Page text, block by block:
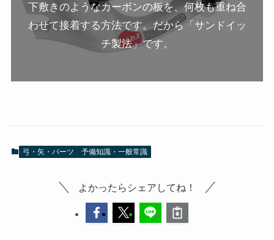
下敷きのようなカーボンの板を、何枚も重ね合
わせて接着する方法です。だから「サンドイッ
チ製法」です。
弓・矢・パーツ 予備知識・一般常識
よかったらシェアしてね！